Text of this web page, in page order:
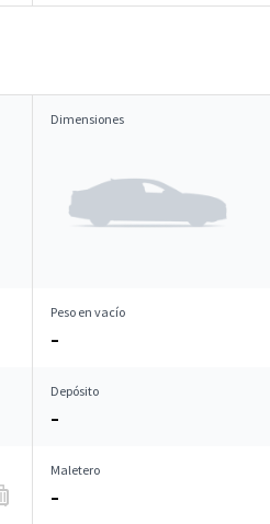
Dimensiones
Peso en vacío
–
Depósito
–
Maletero
–